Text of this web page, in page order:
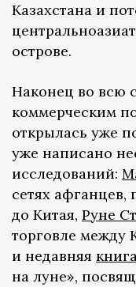
Казахстана и
острове.
Наконец во всю
коммерческим
открылась уже
уже написано
исследований:
сетях
до Китая, Руне
торговле между
и недавняя
на луне»,